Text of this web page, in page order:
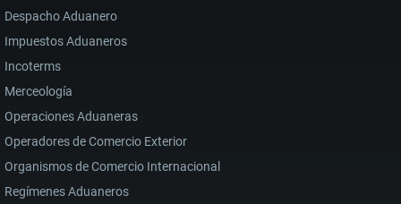
Despacho Aduanero
Impuestos Aduaneros
Incoterms
Merceología
Operaciones Aduaneras
Operadores de Comercio Exterior
Organismos de Comercio Internacional
Regímenes Aduaneros